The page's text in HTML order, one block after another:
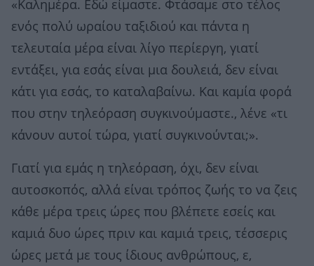
«Καλημέρα. Εδώ είμαστε. Φτάσαμε στο τέλος
ενός πολύ ωραίου ταξιδιού και πάντα η
τελευταία μέρα είναι λίγο περίεργη, γιατί
εντάξει, για εσάς είναι μια δουλειά, δεν είναι
κάτι για εσάς, το καταλαβαίνω. Και καμία φορά
που στην τηλεόραση συγκινούμαστε., λένε «τι
κάνουν αυτοί τώρα, γιατί συγκινούνται;».
Γιατί για εμάς η τηλεόραση, όχι, δεν είναι
αυτοσκοπός, αλλά είναι τρόπος ζωής το να ζεις
κάθε μέρα τρεις ώρες που βλέπετε εσείς και
καμιά δυο ώρες πριν και καμιά τρεις, τέσσερις
ώρες μετά με τους ίδιους ανθρώπους, ε,